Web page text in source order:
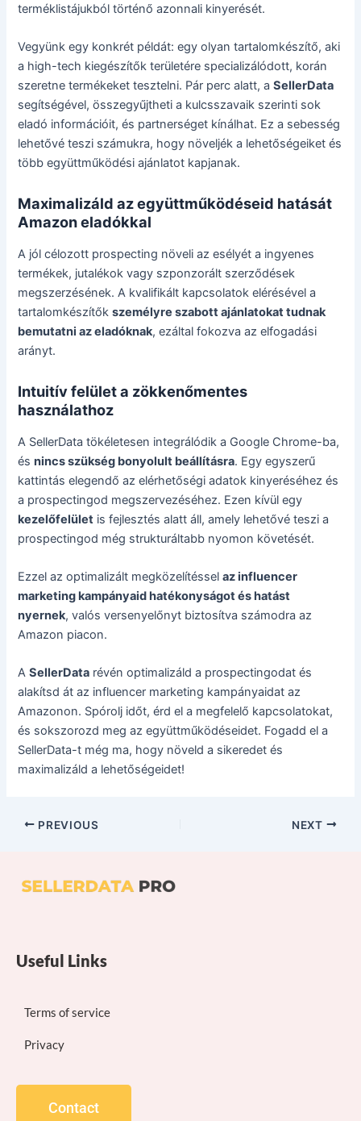
terméklistájukból történő azonnali kinyerését.
Vegyünk egy konkrét példát: egy olyan tartalomkészítő, aki
a high-tech kiegészítők területére specializálódott, korán
szeretne termékeket tesztelni. Pár perc alatt, aSellerData
segítségével, összegyűjtheti a kulcsszavaik szerinti sok
eladó információit, és partnerséget kínálhat. Ez a sebesség
lehetővé teszi számukra, hogy növeljék a lehetőségeiket és
több együttműködési ajánlatot kapjanak.
Maximalizáld az együttműködéseid hatását
Amazon eladókkal
A jól célozott prospecting növeli az esélyét a ingyenes
termékek, jutalékok vagy szponzorált szerződések
megszerzésének. A kvalifikált kapcsolatok elérésével a
tartalomkészítőkszemélyre szabott ajánlatokat tudnak
bemutatni az eladóknak, ezáltal fokozva az elfogadási
arányt.
Intuitív felület a zökkenőmentes
használathoz
A SellerData tökéletesen integrálódik a Google Chrome-ba,
ésnincs szükség bonyolult beállításra. Egy egyszerű
kattintás elegendő az elérhetőségi adatok kinyeréséhez és
a prospectingod megszervezéséhez. Ezen kívül egy
kezelőfelület is fejlesztés alatt áll, amely lehetővé teszi a
prospectingod még strukturáltabb nyomon követését.
Ezzel az optimalizált megközelítésselaz influencer
marketing kampányaid hatékonyságot és hatást
nyernek, valós versenyelőnyt biztosítva számodra az
Amazon piacon.
ASellerData révén optimalizáld a prospectingodat és
alakítsd át az influencer marketing kampányaidat az
Amazonon. Spórolj időt, érd el a megfelelő kapcsolatokat,
és sokszorozd meg az együttműködéseidet. Fogadd el a
SellerData-t még ma, hogy növeld a sikeredet és
maximalizáld a lehetőségeidet!
PREVIOUS NEXT
Useful Links
Terms of service
Privacy
Contact